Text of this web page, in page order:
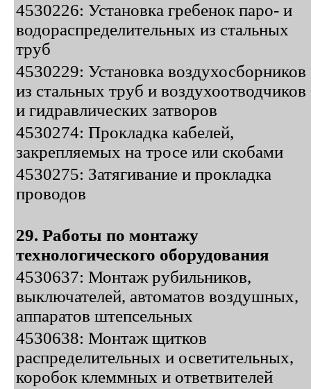
4530226: Установка гребенок паро- и
водораспределительных из стальных
труб
4530229: Установка воздухосборников
из стальных труб и воздухоотводчиков
и гидравлических затворов
4530274: Прокладка кабелей,
закрепляемых на тросе или скобами
4530275: Затягивание и прокладка
проводов
29. Работы по монтажу
технологического оборудования
4530637: Монтаж рубильников,
выключателей, автоматов воздушных,
аппаратов штепсельных
4530638: Монтаж щитков
распределительных и осветительных,
коробок клеммных и ответвителей